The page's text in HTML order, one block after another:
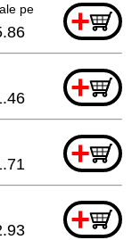
per le mani
+
+
+
+